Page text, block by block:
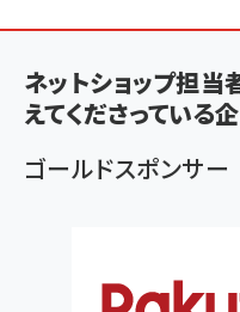
ン
く
ず
ネットショップ担当
えてくださっている
ゴールドスポンサー